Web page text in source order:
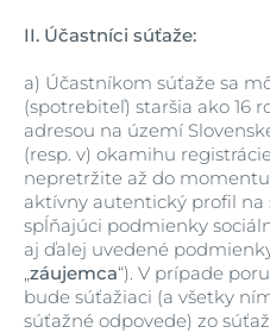
II. Účastníci súťaže:
a) Účastníkom súťaže sa
(spotrebiteľ) staršia ako 16
adresou na území
(resp. v) okamihu
nepretržite až do
aktívny autentický profil na
spĺňajúci podmienky
aj ďalej uvedené
„záujemca“). V prípade
bude súťažiaci (a všetky
súťažné odpovede) zo